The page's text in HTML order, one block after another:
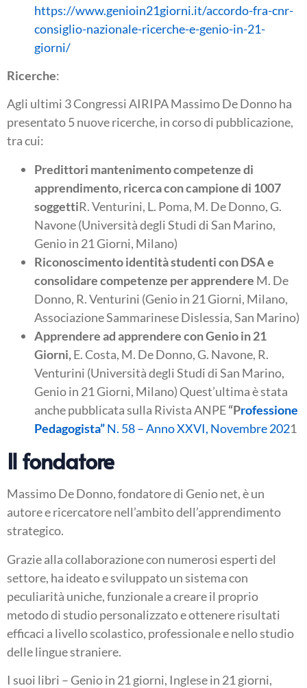
https://www.genioin21giorni.it/accordo-fra-cnr-
consiglio-nazionale-ricerche-e-genio-in-21-
giorni/
Ricerche:
Agli ultimi 3 Congressi AIRIPA Massimo De Donno ha
presentato 5 nuove ricerche, in corso di pubblicazione,
tra cui:
Predittori mantenimento competenze di
apprendimento, ricerca con campione di 1007
soggettiR. Venturini, L. Poma, M. De Donno, G.
Navone (Università degli Studi di San Marino,
Genio in 21 Giorni, Milano)
Riconoscimento identità studenti con DSA e
consolidare competenze per apprendere M. De
Donno, R. Venturini (Genio in 21 Giorni, Milano,
Associazione Sammarinese Dislessia, San Marino)
Apprendere ad apprendere con Genio in 21
Giorni,E. Costa, M. De Donno, G. Navone, R.
Venturini (Università degli Studi di San Marino,
Genio in 21 Giorni, Milano) Quest’ultima è stata
anche pubblicata sulla Rivista ANPE“Professione
Pedagogista”N. 58 – Anno XXVI, Novembre 2021
Il fondatore
Massimo De Donno, fondatore di Genio net, è un
autore e ricercatore nell’ambito dell’apprendimento
strategico.
Grazie alla collaborazione con numerosi esperti del
settore, ha ideato e sviluppato un sistema con
peculiarità uniche, funzionale a creare il proprio
metodo di studio personalizzato e ottenere risultati
efficaci a livello scolastico, professionale e nello studio
delle lingue straniere.
I suoi libri – Genio in 21 giorni, Inglese in 21 giorni,